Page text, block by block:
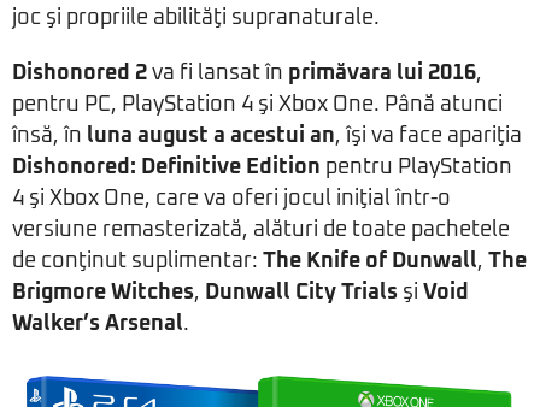
joc şi propriile abilităţi supranaturale.
Dishonored 2 va fi lansat în primăvara lui 2016,
pentru PC, PlayStation 4 şi Xbox One. Până atunci
însă, în luna august a acestui an, îşi va face apariţia
Dishonored : Definitive Edition pentru PlayStation
4 şi Xbox One, care va oferi jocul iniţial într-o
versiune remasterizată, alături de toate pachetele
de conţinut suplimentar: The Knife of Dunwall, The
Brigmore Witches, Dunwall City Trials şi Void
Walker’s Arsenal.